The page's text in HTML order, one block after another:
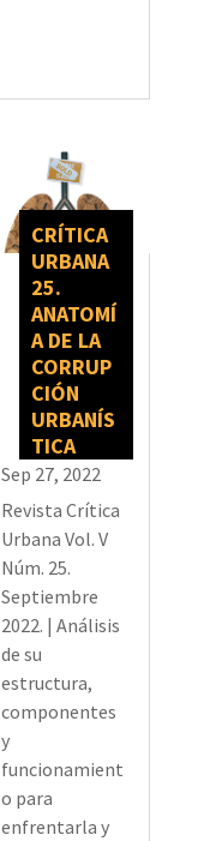
CRÍTICA
URBANA
25.
ANATOMÍ
A DE LA
CORRUP
CIÓN
URBANÍS
TICA
Sep 27, 2022
Revista Crítica
Urbana Vol. V
Núm. 25.
Septiembre
2022. | Análisis
de su
estructura,
componentes
y
funcionamient
o para
enfrentarla y